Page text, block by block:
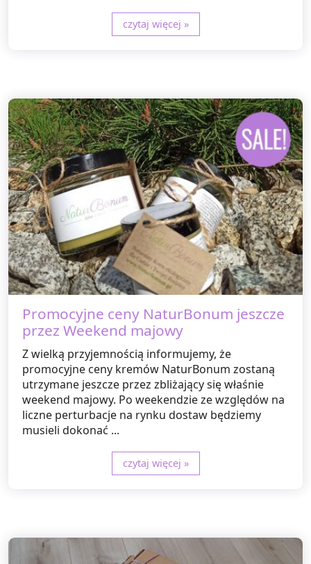
czytaj więcej »
Promocyjne ceny NaturBonum jeszcze
przez Weekend majowy
Z wielką przyjemnością informujemy, że
promocyjne ceny kremów NaturBonum zostaną
utrzymane jeszcze przez zbliżający się właśnie
weekend majowy. Po weekendzie ze względów na
liczne perturbacje na rynku dostaw będziemy
musieli dokonać ...
czytaj więcej »